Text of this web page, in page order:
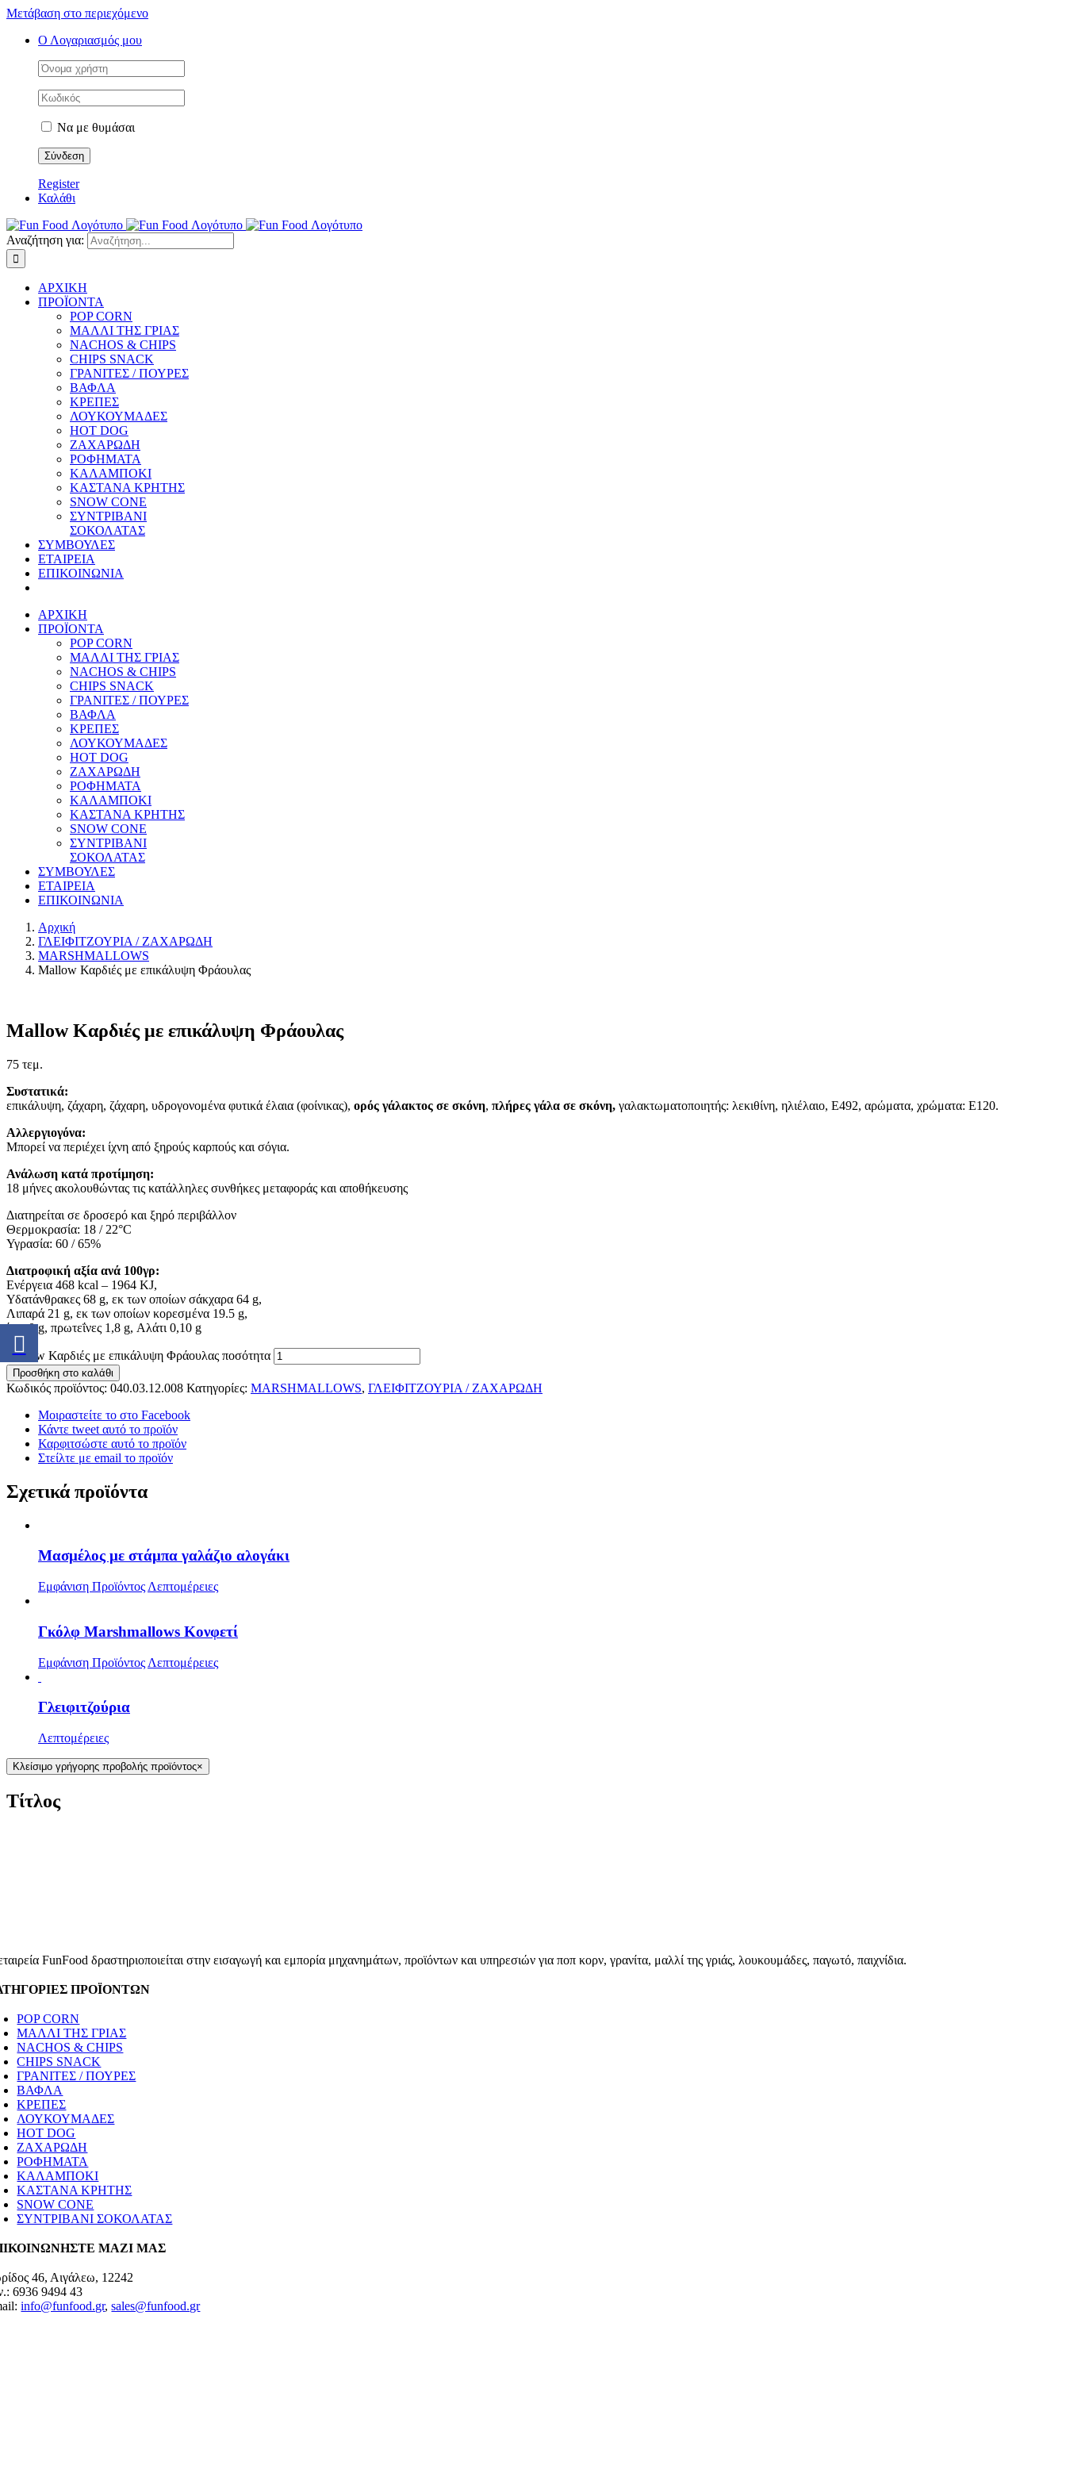
Μετάβαση στο περιεχόμενο
Ο Λογαριασμός μου
Να με θυμάσαι
Register
Καλάθι
Αναζήτηση για:
ΑΡΧΙΚΗ
ΠΡΟΪΟΝΤΑ
POP CORN
ΜΑΛΛΙ ΤΗΣ ΓΡΙΑΣ
NACHOS & CHIPS
CHIPS SNACK
ΓΡΑΝΙΤΕΣ / ΠΟΥΡΕΣ
ΒΑΦΛΑ
ΚΡΕΠΕΣ
ΛΟΥΚΟΥΜΑΔΕΣ
HOT DOG
ΖΑΧΑΡΩΔΗ
ΡΟΦΗΜΑΤΑ
ΚΑΛΑΜΠΟΚΙ
ΚΑΣΤΑΝΑ ΚΡΗΤΗΣ
SNOW CONE
ΣΥΝΤΡΙΒΑΝΙ
ΣΟΚΟΛΑΤΑΣ
ΣΥΜΒΟΥΛΕΣ
ΕΤΑΙΡΕΙΑ
ΕΠΙΚΟΙΝΩΝΙΑ
ΑΡΧΙΚΗ
ΠΡΟΪΟΝΤΑ
POP CORN
ΜΑΛΛΙ ΤΗΣ ΓΡΙΑΣ
NACHOS & CHIPS
CHIPS SNACK
ΓΡΑΝΙΤΕΣ / ΠΟΥΡΕΣ
ΒΑΦΛΑ
ΚΡΕΠΕΣ
ΛΟΥΚΟΥΜΑΔΕΣ
HOT DOG
ΖΑΧΑΡΩΔΗ
ΡΟΦΗΜΑΤΑ
ΚΑΛΑΜΠΟΚΙ
ΚΑΣΤΑΝΑ ΚΡΗΤΗΣ
SNOW CONE
ΣΥΝΤΡΙΒΑΝΙ
ΣΟΚΟΛΑΤΑΣ
ΣΥΜΒΟΥΛΕΣ
ΕΤΑΙΡΕΙΑ
ΕΠΙΚΟΙΝΩΝΙΑ
Αρχική
ΓΛΕΙΦΙΤΖΟΥΡΙΑ / ΖΑΧΑΡΩΔΗ
MARSHMALLOWS
Mallow Καρδιές με επικάλυψη Φράουλας
Mallow Καρδιές με επικάλυψη Φράουλας
75 τεμ.
Συστατικά:
επικάλυψη, ζάχαρη, ζάχαρη, υδρογονομένα φυτικά έλαια (φοίνικας), ορός γάλακτος σε σκόνη, πλήρες γάλα σε σκόνη, γαλακτωματοποιητής: λεκιθίνη, ηλιέλαιο, Ε492, αρώματα, χρώματα: E120.
Αλλεργιογόνα:
Μπορεί να περιέχει ίχνη από ξηρούς καρπούς και σόγια.
Ανάλωση κατά προτίμηση:
18 μήνες ακολουθώντας τις κατάλληλες συνθήκες μεταφοράς και αποθήκευσης
Διατηρείται σε δροσερό και ξηρό περιβάλλον
Θερμοκρασία: 18 / 22°C
Υγρασία: 60 / 65%
Διατροφική αξία ανά 100γρ:
Ενέργεια 468 kcal – 1964 KJ,
Υδατάνθρακες 68 g, εκ των οποίων σάκχαρα 64 g,
Λιπαρά 21 g, εκ των οποίων κορεσμένα 19.5 g,
ίνες 0 g, πρωτεΐνες 1,8 g, Αλάτι 0,10 g
Mallow Καρδιές με επικάλυψη Φράουλας ποσότητα
Προσθήκη στο καλάθι
Κωδικός προϊόντος: 040.03.12.008 Κατηγορίες: MARSHMALLOWS, ΓΛΕΙΦΙΤΖΟΥΡΙΑ / ΖΑΧΑΡΩΔΗ
Μοιραστείτε το στο Facebook
Κάντε tweet αυτό το προϊόν
Καρφιτσώστε αυτό το προϊόν
Στείλτε με email το προϊόν
Σχετικά προϊόντα
Μασμέλος με στάμπα γαλάζιο αλογάκι
Εμφάνιση Προϊόντος Λεπτομέρειες
Γκόλφ Marshmallows Κονφετί
Εμφάνιση Προϊόντος Λεπτομέρειες
Γλειφιτζούρια
Λεπτομέρειες
Κλείσιμο γρήγορης προβολής προϊόντος×
Τίτλος
FunFood δραστηριοποιείται στην εισαγωγή και εμπορία μηχανημάτων, προϊόντων και υπηρεσιών για ποπ κορν, γρανίτα, μαλλί της γριάς, λουκουμάδες, παγωτό, παιχνίδια.
ΠΡΟΪΟΝΤΩΝ
POP CORN
ΜΑΛΛΙ ΤΗΣ ΓΡΙΑΣ
NACHOS & CHIPS
CHIPS SNACK
ΓΡΑΝΙΤΕΣ / ΠΟΥΡΕΣ
ΒΑΦΛΑ
ΚΡΕΠΕΣ
ΛΟΥΚΟΥΜΑΔΕΣ
HOT DOG
ΖΑΧΑΡΩΔΗ
ΡΟΦΗΜΑΤΑ
ΚΑΛΑΜΠΟΚΙ
ΚΑΣΤΑΝΑ ΚΡΗΤΗΣ
SNOW CONE
ΣΥΝΤΡΙΒΑΝΙ ΣΟΚΟΛΑΤΑΣ
ΜΑΖΙ ΜΑΣ
46, Αιγάλεω, 12242
6936 9494 43
info@funfood.gr,sales@funfood.gr